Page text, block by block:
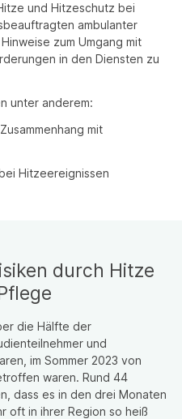
und Hitzeschutz bei
ambulanter
zum Umgang mit
in den Diensten zu
unter anderem:
mit
Hitzeereignissen
durch Hitze
die Hälfte der
und
im Sommer 2023 von
waren. Rund 44
dass es in den drei Monaten
oft in ihrer Region so heiß